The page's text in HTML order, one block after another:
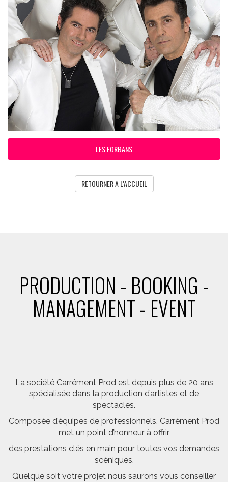
LES FORBANS
RETOURNER A L'ACCUEIL
PRODUCTION - BOOKING -
MANAGEMENT - EVENT
La société Carrément Prod est depuis plus de 20 ans
spécialisée dans la production d’artistes et de
spectacles.
Composée d’équipes de professionnels, Carrément Prod
met un point d’honneur à offrir
des prestations clés en main pour toutes vos demandes
scéniques.
Quelque soit votre projet nous saurons vous conseiller